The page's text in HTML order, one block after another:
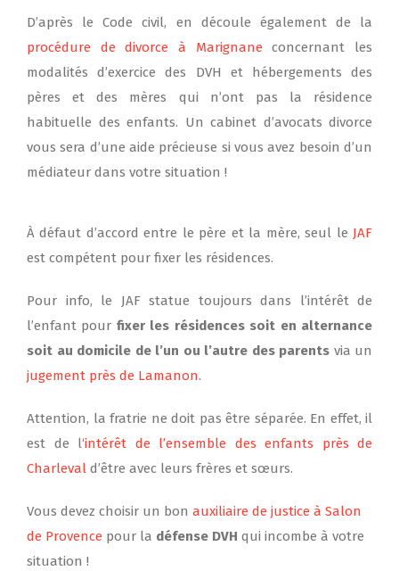
D’après le Code civil, en découle également de la
procédure de divorce à Marignane concernant les
modalités d’exercice des DVH et hébergements des
pères et des mères qui n’ont pas la résidence
habituelle des enfants. Un cabinet d’avocats divorce
vous sera d’une aide précieuse si vous avez besoin d’un
médiateur dans votre situation !
À défaut d’accord entre le père et la mère, seul le JAF
est compétent pour fixer les résidences.
Pour info, le JAF statue toujours dans l’intérêt de
l’enfant pour fixer les résidences soit en alternance
soit au domicile de l’un ou l’autre des parents via un
jugement près de Lamanon.
Attention, la fratrie ne doit pas être séparée. En effet, il
est de l‘intérêt de l’ensemble des enfants près de
Charleval d’être avec leurs frères et sœurs.
Vous devez choisir un bon auxiliaire de justice à Salon
de Provence pour la défense DVH qui incombe à votre
situation !